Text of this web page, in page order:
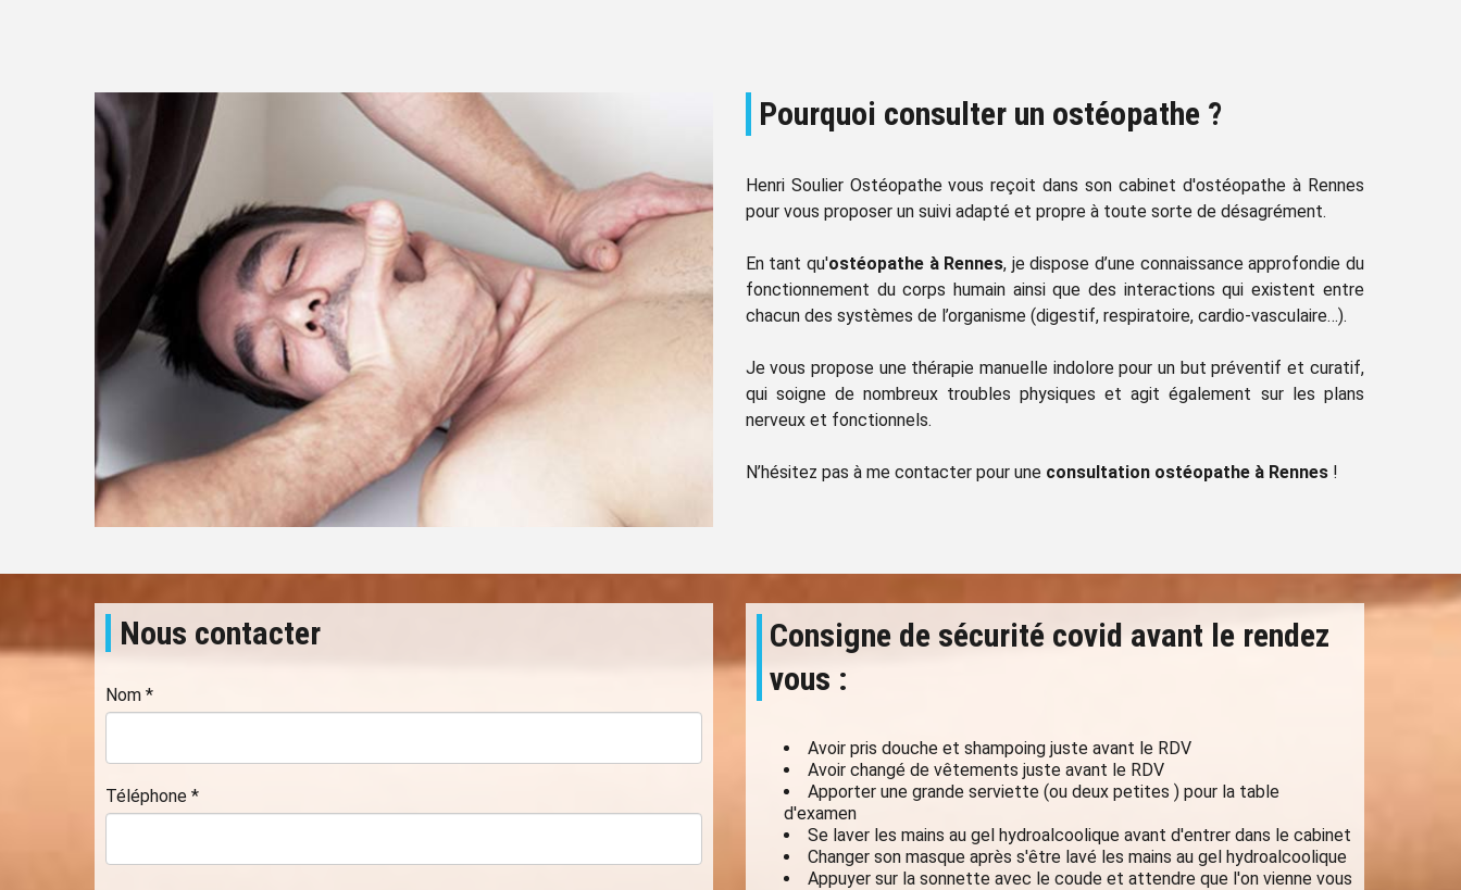
Pourquoi consulter un ostéopathe ?
Henri Soulier Ostéopathe vous reçoit dans son cabinet d'ostéopathe à Rennes
pour vous proposer un suivi adapté et propre à toute sorte de désagrément.
En tant qu'ostéopathe à Rennes, je dispose d’une connaissance approfondie du
fonctionnement du corps humain ainsi que des interactions qui existent entre
chacun des systèmes de l’organisme (digestif, respiratoire, cardio-vasculaire…).
Je vous propose une thérapie manuelle indolore pour un but préventif et curatif,
qui soigne de nombreux troubles physiques et agit également sur les plans
nerveux et fonctionnels.
N’hésitez pas à me contacter pour une consultation ostéopathe à Rennes!
Nous contacter
Nom *
Téléphone *
​Consigne de sécurité covid avant le rendez
vous :
Avoir pris douche et shampoing juste avant le RDV
Avoir changé de vêtements juste avant le RDV
Apporter une grande serviette (ou deux petites ) pour la table
d'examen
Se laver les mains au gel hydroalcoolique avant d'entrer dans le cabinet
Changer son masque après s'être lavé les mains au gel hydroalcoolique
Appuyer sur la sonnette avec le coude et attendre que l'on vienne vous